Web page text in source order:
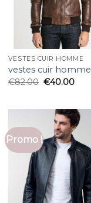
VESTES CUIR HOMME
vestes cuir homme
€82.00 €40.00
Promo !